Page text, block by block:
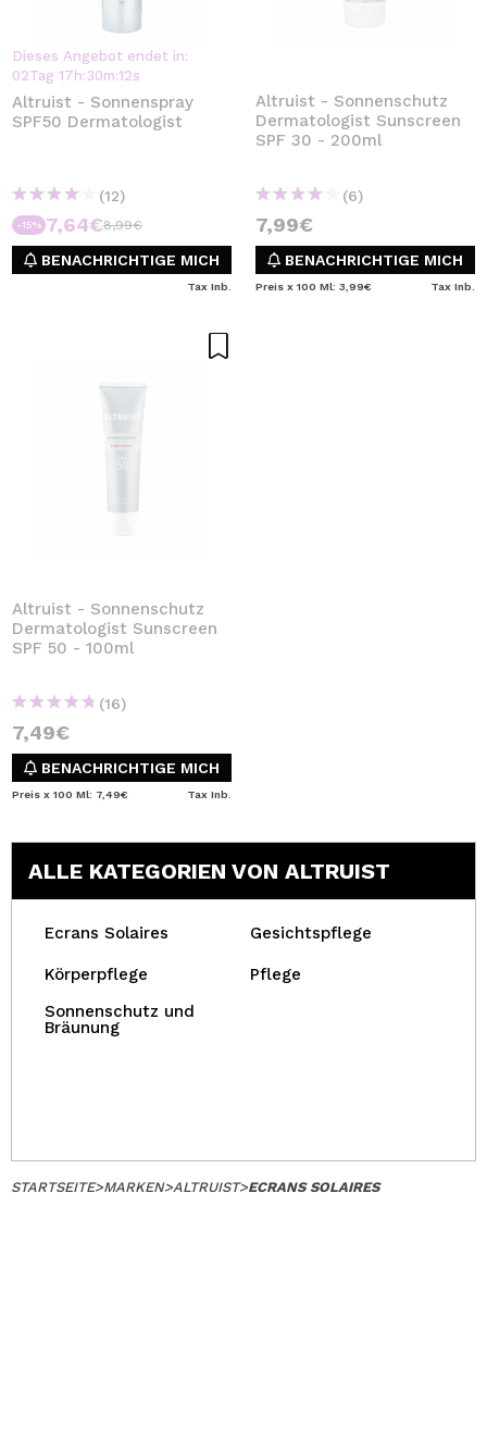
Dieses Angebot endet in:
02Tag 17 h:30m:12s
Altruist - Sonnenspray
SPF50 Dermatologist
(12)
-15% 7,64€8,99€
BENACHRICHTIGE MICH
Tax Inb.
Altruist - Sonnenschutz
Dermatologist Sunscreen
SPF 30 - 200ml
(6)
7,99€
BENACHRICHTIGE MICH
Preis x 100 Ml: 3,99€ Tax Inb.
Altruist - Sonnenschutz
Dermatologist Sunscreen
SPF 50 - 100ml
(16)
7,49€
BENACHRICHTIGE MICH
Preis x 100 Ml: 7,49€ Tax Inb.
ALLE KATEGORIEN VON ALTRUIST
Ecrans Solaires Gesichtspflege
Körperpflege
Pflege
Sonnenschutz und
Bräunung
STARTSEITE>MARKEN>ALTRUIST>ECRANS SOLAIRES